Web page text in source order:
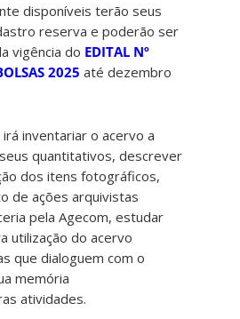
disponíveis terão seus
reserva e poderão ser
vigência do EDITAL Nº
2025 até dezembro
inventariar o acervo a
quantitativos, descrever
dos itens fotográficos,
de ações arquivistas
pela Agecom, estudar
utilização do acervo
que dialoguem com o
memória
atividades.